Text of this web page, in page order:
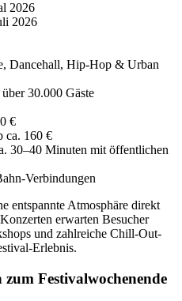
2026
2026
Dancehall, Hip-Hop & Urban
über 30.000 Gäste
€
ca. 160 €
30–40 Minuten mit öffentlichen
Verbindungen
entspannte Atmosphäre direkt
erwarten Besucher
und zahlreiche Chill-Out-
Erlebnis.
Festivalwochenende